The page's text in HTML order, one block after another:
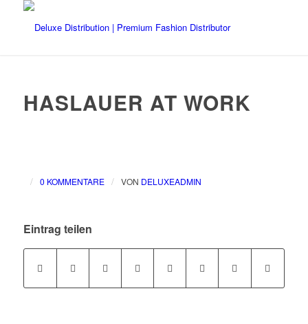
HASLAUER AT WORK
/ 0 KOMMENTARE / VON DELUXEADMIN
Eintrag teilen